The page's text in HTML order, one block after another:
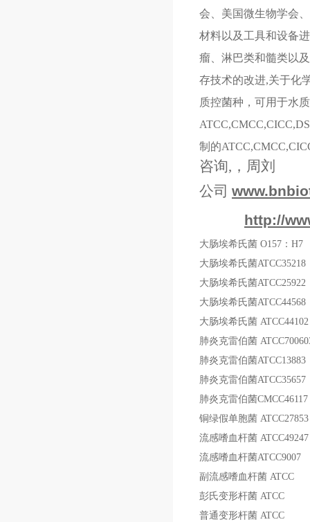
会、美国微生物学会
材料以及工具和设备
瘤、淋巴类和髓类以
存技术的改进,关于化
质控菌种，可用于水
制的
咨询,，周刘
公司
http://
大肠埃希氏菌 O157 ： H7
大肠埃希氏菌ATCC35218
大肠埃希氏菌ATCC25922
大肠埃希氏菌ATCC44568
大肠埃希氏菌 ATCC44102
肺炎克雷伯菌
肺炎克雷伯菌ATCC13883
肺炎克雷伯菌ATCC35657
肺炎克雷伯菌CMCC46117
铜绿假单胞菌 ATCC27853
流感嗜血杆菌 ATCC49247
流感嗜血杆菌ATCC9007
副流感嗜血杆菌 ATCC
彭氏变形杆菌 ATCC
普通变形杆菌 ATCC